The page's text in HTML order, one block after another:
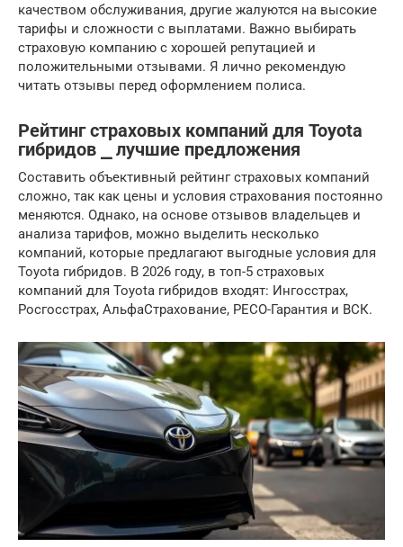
качеством обслуживания, другие жалуются на высокие
тарифы и сложности с выплатами. Важно выбирать
страховую компанию с хорошей репутацией и
положительными отзывами. Я лично рекомендую
читать отзывы перед оформлением полиса.
Рейтинг страховых компаний для Toyota
гибридов ⎯ лучшие предложения
Составить объективный рейтинг страховых компаний
сложно, так как цены и условия страхования постоянно
меняются. Однако, на основе отзывов владельцев и
анализа тарифов, можно выделить несколько
компаний, которые предлагают выгодные условия для
Toyota гибридов. В 2026 году, в топ-5 страховых
компаний для Toyota гибридов входят: Ингосстрах,
Росгосстрах, АльфаСтрахование, РЕСО-Гарантия и ВСК.